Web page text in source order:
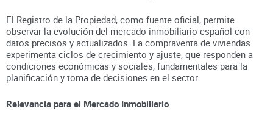
El Registro de la Propiedad, como fuente oficial, permite
observar la evolución del mercado inmobiliario español con
datos precisos y actualizados. La compraventa de viviendas
experimenta ciclos de crecimiento y ajuste, que responden a
condiciones económicas y sociales, fundamentales para la
planificación y toma de decisiones en el sector.
Relevancia para el Mercado Inmobiliario